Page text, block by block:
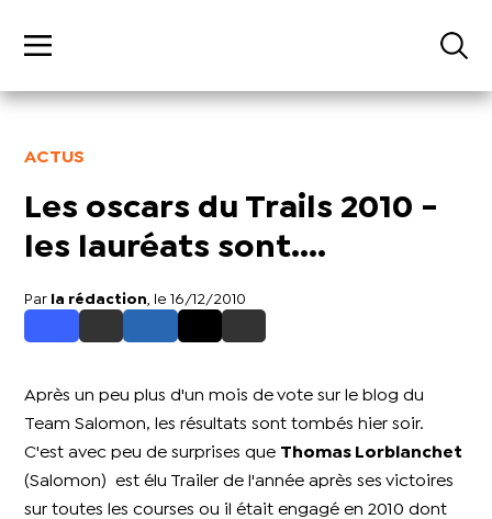
ACTUS
Les oscars du Trails 2010 -
les lauréats sont....
Par la rédaction , le 16/12/2010
Après un peu plus d'un mois de vote sur le blog du
Team Salomon, les résultats sont tombés hier soir.
C'est avec peu de surprises que Thomas Lorblanchet
(Salomon) est élu
Trailer de l'année après ses victoires
sur toutes les courses ou il était engagé en 2010 dont